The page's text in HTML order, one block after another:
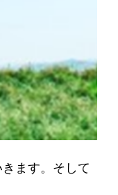
ます。そして